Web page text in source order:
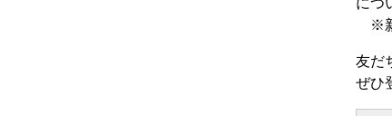
につ
※新
友だ
ぜひ